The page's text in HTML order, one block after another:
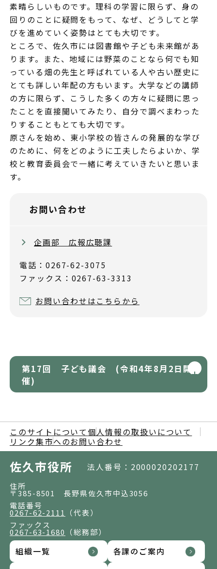
素晴らしいものです。理科の学習に限らず、身の
回りのことに疑問をもって、なぜ、どうしてと学
びを進めていく姿勢はとても大切です。
ところで、佐久市には図書館や子ども未来館があ
ります。また、地域には野菜のことなら何でも知
っている畑の先生と呼ばれている人や古い歴史に
とても詳しい年配の方もいます。大学などの講師
の方に限らず、こうした多くの方々に疑問に思っ
たことを直接聞いてみたり、自分で調べまわった
りすることもとても大切です。
原さんを始め、東小学校の皆さんの発展的な学び
のために、何をどのように工夫したらよいか、学
校と教育委員会で一緒に考えていきたいと思いま
す。
お問い合わせ
企画部 広報広聴課
電話：0267-62-3075
ファックス：0267-63-3313
お問い合わせはこちらから
第17回 子ども議会 (令和4年8月2日開
催)
このサイトについて 個人情報の取扱いについて
リンク集市へのお問い合わせ
佐久市役所 法人番号：2000020202177
住所
〒385-8501 長野県佐久市中込3056
電話番号
0267-62-2111
（代表）
ファックス
0267-63-1680 （総務部）
組織一覧
各課のご案内